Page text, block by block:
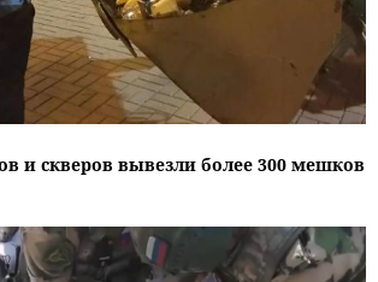
и скверов вывезли более 300 мешков